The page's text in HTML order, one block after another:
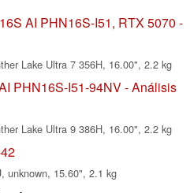
AI PHN16S-I51, RTX 5070 -
Lake Ultra 7 356H, 16.00", 2.2 kg
PHN16S-I51-94NV - Análisis
Lake Ultra 9 386H, 16.00", 2.2 kg
unknown, 15.60", 2.1 kg